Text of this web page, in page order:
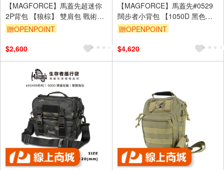
【MAGFORCE】馬蓋先超迷你
2P背包 【狼棕】 雙肩包 戰術背
包 小背包 台灣製
贈OPENPOINT
$2,600
【MAGFORCE】馬蓋先#0529
闊步者小背包 【1050D 黑色】
軍規背包 後背包 戰術背包 登山
贈OPENPOINT
$4,620